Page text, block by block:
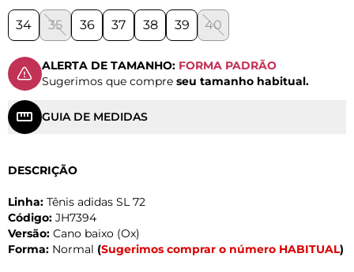
34 35 36 37 38 39 40
ALERTA DE TAMANHO: FORMA PADRÃO
Sugerimos que compre seu tamanho habitual.
GUIA DE MEDIDAS
DESCRIÇÃO
Linha: Tênis adidas SL 72
Código: JH7394
Versão: Cano baixo (Ox)
Forma: Normal (Sugerimos comprar o número HABITUAL)